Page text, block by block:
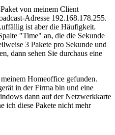
von meinem Client
Adresse 192.168.178.255.
ist aber die Häufigkeit.
"Time" an, die die Sekunde
3 Pakete pro Sekunde und
dann sehen Sie durchaus eine
Homeoffice gefunden.
in der Firma bin und eine
dann auf der Netzwerkkarte
ich diese Pakete nicht mehr